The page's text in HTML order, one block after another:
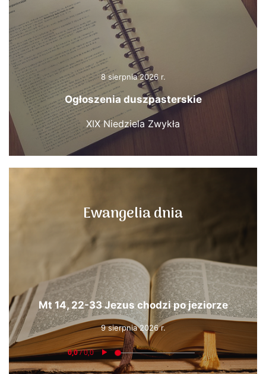
8 sierpnia 2026 r.
Ogłoszenia duszpasterskie
XIX Niedziela Zwykła
Ewangelia dnia
Mt 14, 22-33 Jezus chodzi po jeziorze
9 sierpnia 2026 r.